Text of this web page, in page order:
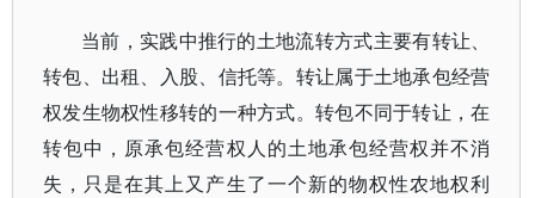
当前，实践中推行的土地流转方式主要有转让、
转包、出租、入股、信托等。转让属于土地承包经营
权发生物权性移转的一种方式。转包不同于转让，在
转包中，原承包经营权人的土地承包经营权并不消
失，只是在其上又产生了一个新的物权性农地权利